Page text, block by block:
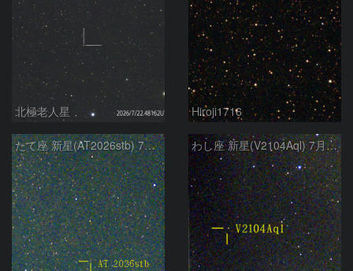
北極老人星 Hiroji1716
たて座 新星(AT2026stb) 7月14日 Seestar50 わし座 新星(V2104Aql) 7月9日 Seestar50